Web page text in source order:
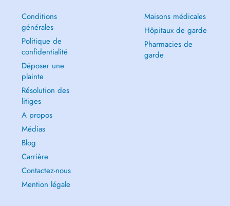
Conditions
générales
Politique de
confidentialité
Déposer une
plainte
Résolution des
litiges
A propos
Médias
Blog
Carrière
Contactez-nous
Mention légale
Maisons médicales
Hôpitaux de garde
Pharmacies de
garde